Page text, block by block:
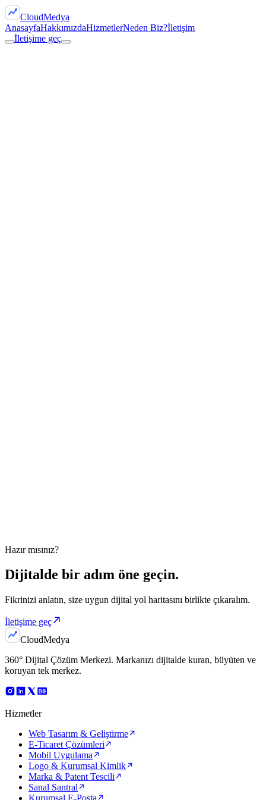
CloudMedya
AnasayfaHakkımızdaHizmetlerNeden Biz?İletişim
İletişime geç
Hazır mısınız?
Dijitalde bir adım öne geçin.
Fikrinizi anlatın, size uygun dijital yol haritasını birlikte çıkaralım.
İletişime geç
CloudMedya
360° Dijital Çözüm Merkezi. Markanızı dijitalde kuran, büyüten ve
koruyan tek merkez.
Hizmetler
Web Tasarım & Geliştirme
E-Ticaret Çözümleri
Mobil Uygulama
Logo & Kurumsal Kimlik
Marka & Patent Tescili
Sanal Santral